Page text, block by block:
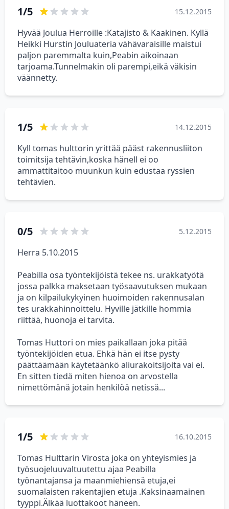
1/5 15.12.2015
Hyvää Joulua Herroille :Katajisto & Kaakinen. Kyllä
Heikki Hurstin Jouluateria vähävaraisille maistui
paljon paremmalta kuin,Peabin aikoinaan
tarjoama.Tunnelmakin oli parempi,eikä väkisin
väännetty.
1/5 14.12.2015
Kyll tomas hulttorin yrittää pääst rakennusliiton
toimitsija tehtävin,koska hänell ei oo
ammattitaitoo muunkun kuin edustaa ryssien
tehtävien.
0/5 5.12.2015
Herra 5.10.2015
Peabilla osa työntekijöistä tekee ns. urakkatyötä
jossa palkka maksetaan työsaavutuksen mukaan
ja on kilpailukykyinen huoimoiden rakennusalan
tes urakkahinnoittelu. Hyville jätkille hommia
riittää, huonoja ei tarvita.
Tomas Huttori on mies paikallaan joka pitää
työntekijöiden etua. Ehkä hän ei itse pysty
päättäämään käytetäänkö aliurakoitsijoita vai ei.
En sitten tiedä miten hienoa on arvostella
nimettömänä jotain henkilöä netissä...
1/5 16.10.2015
Tomas Hulttarin Virosta joka on yhteyismies ja
työsuojeluuvaltuutettu ajaa Peabilla
työnantajansa ja maanmiehiensä etuja,ei
suomalaisten rakentajien etuja .Kaksinaamainen
tyyppi.Älkää luottakoot häneen.